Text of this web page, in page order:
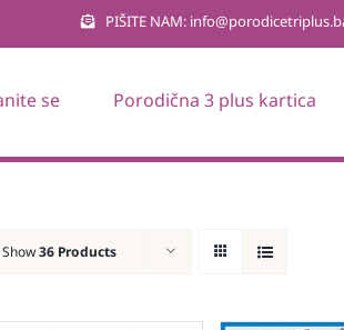
PIŠITE NAM:
se Porodična 3 plus kartica
Show36 Products